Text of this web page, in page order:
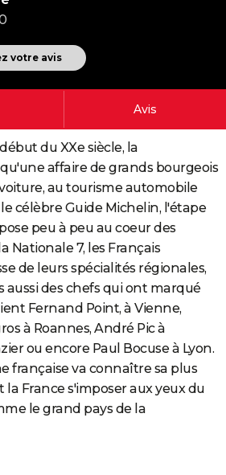
votre avis
Avis
du XXe siècle, la
affaire de grands bourgeois
au tourisme automobile
célèbre Guide Michelin, l'étape
peu à peu au coeur des
Nationale 7, les Français
de leurs spécialités régionales,
aussi des chefs qui ont marqué
Fernand Point, à Vienne,
à Roannes, André Pic à
ou encore Paul Bocuse à Lyon.
française va connaître sa plus
France s'imposer aux yeux du
le grand pays de la